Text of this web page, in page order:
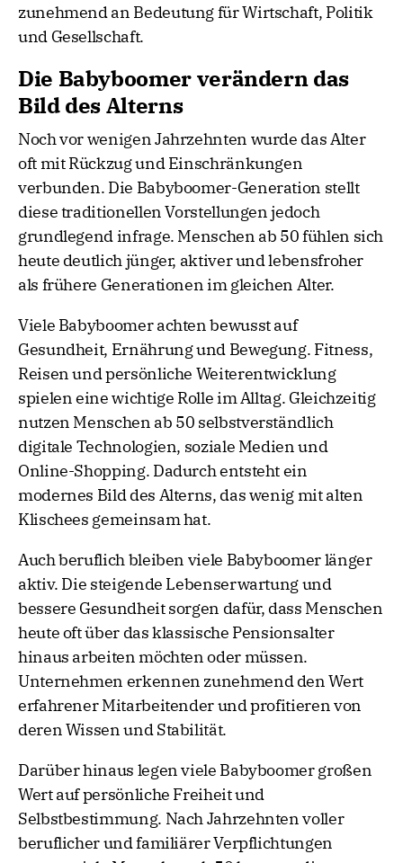
zunehmend an Bedeutung für Wirtschaft, Politik
und Gesellschaft.
Die Babyboomer verändern das
Bild des Alterns
Noch vor wenigen Jahrzehnten wurde das Alter
oft mit Rückzug und Einschränkungen
verbunden. Die Babyboomer-Generation stellt
diese traditionellen Vorstellungen jedoch
grundlegend infrage. Menschen ab 50 fühlen sich
heute deutlich jünger, aktiver und lebensfroher
als frühere Generationen im gleichen Alter.
Viele Babyboomer achten bewusst auf
Gesundheit, Ernährung und Bewegung. Fitness,
Reisen und persönliche Weiterentwicklung
spielen eine wichtige Rolle im Alltag. Gleichzeitig
nutzen Menschen ab 50 selbstverständlich
digitale Technologien, soziale Medien und
Online-Shopping. Dadurch entsteht ein
modernes Bild des Alterns, das wenig mit alten
Klischees gemeinsam hat.
Auch beruflich bleiben viele Babyboomer länger
aktiv. Die steigende Lebenserwartung und
bessere Gesundheit sorgen dafür, dass Menschen
heute oft über das klassische Pensionsalter
hinaus arbeiten möchten oder müssen.
Unternehmen erkennen zunehmend den Wert
erfahrener Mitarbeitender und profitieren von
deren Wissen und Stabilität.
Darüber hinaus legen viele Babyboomer großen
Wert auf persönliche Freiheit und
Selbstbestimmung. Nach Jahrzehnten voller
beruflicher und familiärer Verpflichtungen